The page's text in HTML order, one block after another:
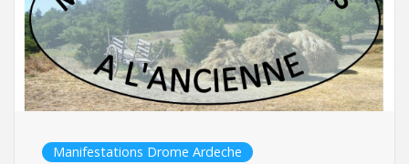
Manifestations Drome Ardeche